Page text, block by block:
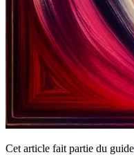
Cet article fait partie du